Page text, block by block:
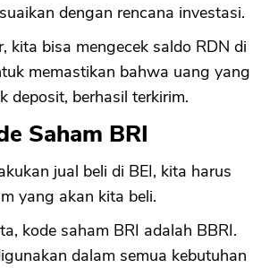
dengan rencana investasi.
kita bisa mengecek saldo RDN di
memastikan bahwa uang yang
deposit, berhasil terkirim.
Saham BRI
jual beli di BEI, kita harus
yang akan kita beli.
kode saham BRI adalah BBRI.
dalam semua kebutuhan